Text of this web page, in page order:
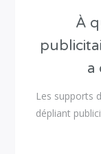
À
a
Les supports
dépliant